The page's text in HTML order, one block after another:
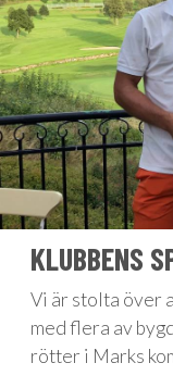
KLUBBENS
Vi är stolta över
med flera av
rötter i Marks